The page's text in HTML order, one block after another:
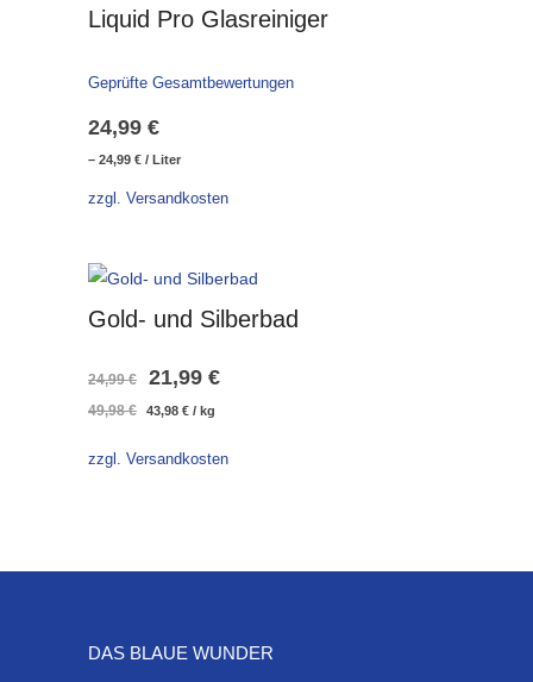
Liquid Pro Glasreiniger
Geprüfte Gesamtbewertungen
24,99 €
– 24,99 € / Liter
zzgl. Versandkosten
Gold- und Silberbad
24,99€
Ursprünglicher
Preis
war:
21,99 €Aktueller
ist:
49,98€
Ursprünglicher
war:
43,98 €Aktueller
ist:
/ kg
zzgl. Versandkosten
DAS BLAUE WUNDER